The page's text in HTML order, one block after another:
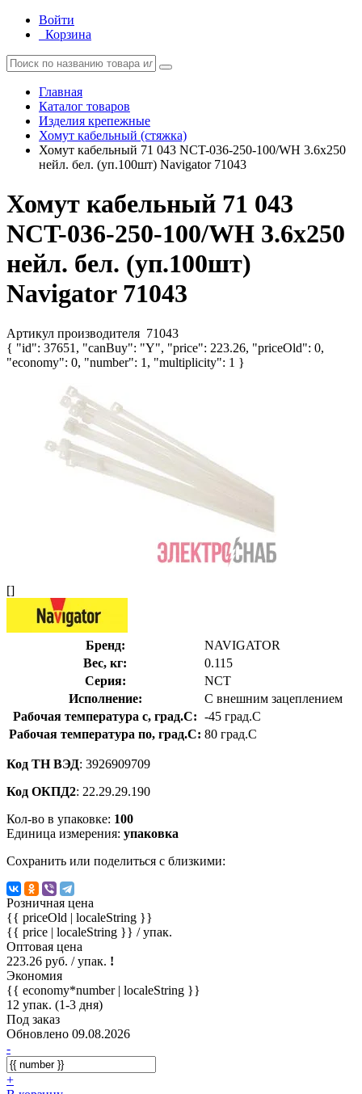
Войти
Корзина
Главная
Каталог товаров
Изделия крепежные
Хомут кабельный (стяжка)
Хомут кабельный 71 043 NCT-036-250-100/WH 3.6х250
нейл. бел. (уп.100шт) Navigator 71043
Хомут кабельный 71 043
NCT-036-250-100/WH 3.6х250
нейл. бел. (уп.100шт)
Navigator 71043
Артикул производителя 71043
{ "id": 37651, "canBuy": "Y", "price": 223.26, "priceOld": 0,
"economy": 0, "number": 1, "multiplicity": 1 }
[]
Бренд:
NAVIGATOR
Вес, кг:
0.115
Серия:
NCT
Исполнение:
С внешним зацеплением
Рабочая температура с, град.C: -45 град.C
Рабочая температура по, град.C: 80 град.C
Код ТН ВЭД: 3926909709
Код ОКПД2: 22.29.29.190
Кол-во в упаковке: 100
Единица измерения: упаковка
Сохранить или поделиться с близкими:
Розничная цена
{{ priceOld | localeString }}
{{ price | localeString }} / упак.
Оптовая цена
223.26 руб. / упак. !
Экономия
{{ economy*number | localeString }}
12 упак. (1-3 дня)
Под заказ
Обновлено 09.08.2026
-
+